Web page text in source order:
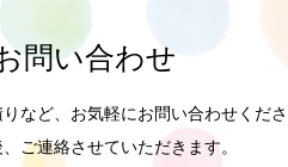
問い合わせ
など、お気軽にお問い合わせくだ
ご連絡させていただきます。